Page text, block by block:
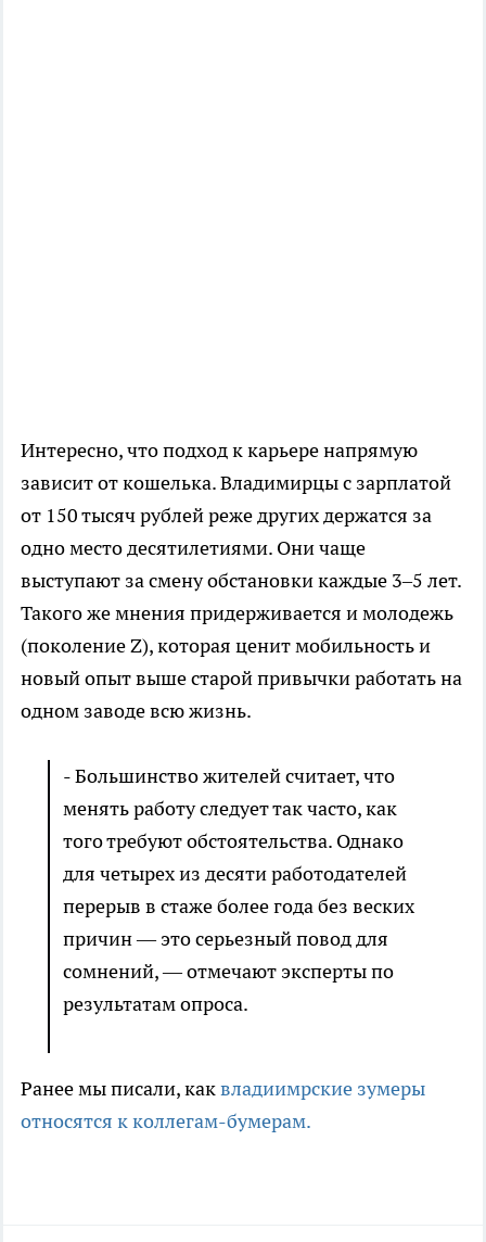
Интересно, что подход к карьере напрямую
зависит от кошелька. Владимирцы с зарплатой
от 150 тысяч рублей реже других держатся за
одно место десятилетиями. Они чаще
выступают за смену обстановки каждые 3–5 лет.
Такого же мнения придерживается и молодежь
(поколение Z), которая ценит мобильность и
новый опыт выше старой привычки работать на
одном заводе всю жизнь.
- Большинство жителей считает, что
менять работу следует так часто, как
того требуют обстоятельства. Однако
для четырех из десяти работодателей
перерыв в стаже более года без веских
причин — это серьезный повод для
сомнений, — отмечают эксперты по
результатам опроса.
Ранее мы писали, каквладиимрские зумеры
относятся к коллегам-бумерам.